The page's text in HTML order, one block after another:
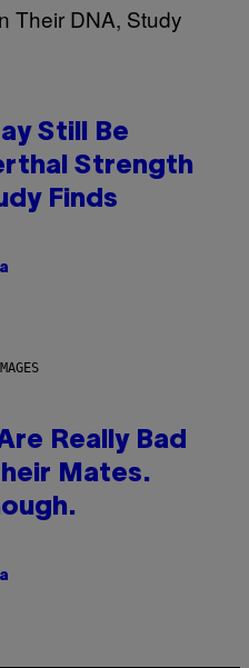
Still Be
Strength
Finds
Really Bad
Mates.